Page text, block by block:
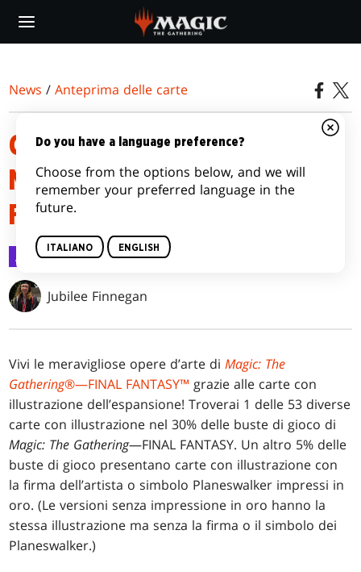
main
News /Anteprima delle carte
CARTE CON ILLUSTRAZIONE DI
MAGIC: THE GATHERING®—
FINAL FANTASY™
Anteprima delle carte 30 mag 2025
Jubilee Finnegan
Vivi le meravigliose opere d’arte diMagic: The
Gathering®—FINAL FANTASY™ grazie alle carte con
illustrazione dell’espansione! Troverai 1 delle 53 diverse
carte con illustrazione nel 30% delle buste di gioco di
Magic: The Gathering—FINAL FANTASY. Un altro 5% delle
buste di gioco presentano carte con illustrazione con
la firma dell’artista o simbolo Planeswalker impressi in
oro. (Le versioni senza impressione in oro hanno la
stessa illustrazione ma senza la firma o il simbolo dei
Planeswalker.)
Do you have a language preference?
Choose from the options below, and we will
remember your preferred language in the
future.
ITALIANO ENGLISH